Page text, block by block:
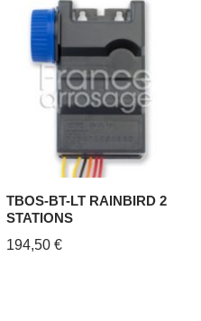
TBOS-BT-LT RAINBIRD 2
STATIONS
194,50€